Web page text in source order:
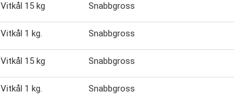
Vitkål 15 kg Snabbgross
Vitkål 1 kg. Snabbgross
Vitkål 15 kg Snabbgross
Vitkål 1 kg. Snabbgross